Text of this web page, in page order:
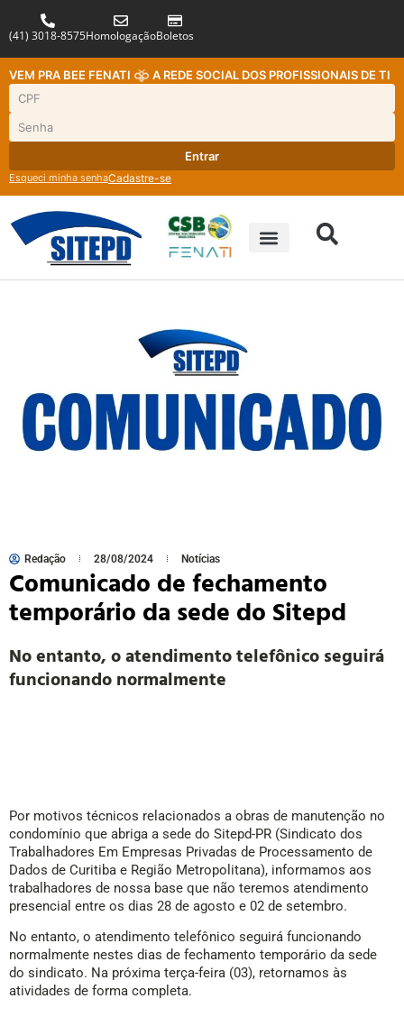
(41) 3018-8575HomologaçãoBoletos
VEM PRA BEE FENATI A REDE SOCIAL DOS PROFISSIONAIS DE TI
Entrar
Esqueci minha senhaCadastre-se
Redação 28/08/2024 Notícias
Comunicado de fechamento
temporário da sede do Sitepd
No entanto, o atendimento telefônico seguirá
funcionando normalmente
Por motivos técnicos relacionados a obras de manutenção no
condomínio que abriga a sede do Sitepd-PR (Sindicato dos
Trabalhadores Em Empresas Privadas de Processamento de
Dados de Curitiba e Região Metropolitana), informamos aos
trabalhadores de nossa base que não teremos atendimento
presencial entre os dias 28 de agosto e 02 de setembro.
No entanto, o atendimento telefônico seguirá funcionando
normalmente nestes dias de fechamento temporário da sede
do sindicato. Na próxima terça-feira (03), retornamos às
atividades de forma completa.